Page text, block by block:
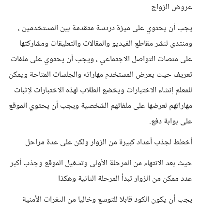
عروض الزواج
يجب أن يحتوي على ميزة دردشة متقدمة بين المستخدمين ،
ومنتدى لنشر مقاطع الفيديو والمقالات والتعليقات ومشاركتها
على منصات التواصل الاجتماعي ، ويجب أن يحتوي على ملفات
تعريف حيث يعرض المستخدم مهاراته والجلسات المتاحة ويمكن
للمعلم إنشاء الاختبارات ويخضع الطلاب لهذه الاختبارات لإثبات
مهاراتهم لعرضها على ملفاتهم الشخصية ويجب أن يحتوي الموقع
على بوابة دفع.
أخطط لجذب أعداد كبيرة من الزوار ولكن على عدة مراحل
حيث بعد الانتهاء من المرحلة الأولى وتشغيل الموقع وجذب أكبر
عدد ممكن من الزوار تبدأ المرحلة الثانية وهكذا
يجب أن يكون الكود قابلا للتوسع وخاليا من الثغرات الأمنية